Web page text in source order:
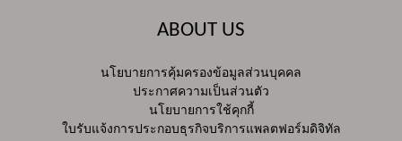
ABOUT US
นโยบายการคุ้มครองข้อมูลส่วนบุคคล
ประกาศความเป็นส่วนตัว
นโยบายการใช้คุกกี้
ใบรับแจ้งการประกอบธุรกิจบริการแพลตฟอร์มดิจิทัล